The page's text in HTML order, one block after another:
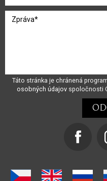
Táto stránka je chránená
osobných údajov spoločnosti